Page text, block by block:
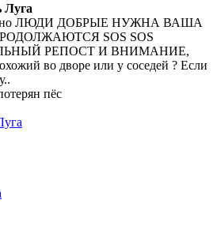
Луга
ЛЮДИ ДОБРЫЕ НУЖНА ВАША
SOS SOS
РЕПОСТ И ВНИМАНИЕ,
во дворе или у соседей ? Если
пёс